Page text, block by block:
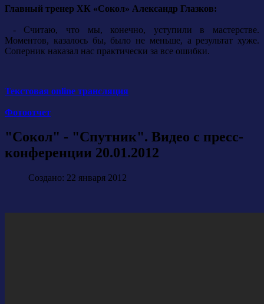
Главный тренер ХК «Сокол» Александр Глазков:
- Считаю, что мы, конечно, уступили в мастерстве.
Моментов, казалось бы, было не меньше, а результат хуже.
Соперник наказал нас практически за все ошибки.
Текстовая online трансляция
Фотоотчет
"Сокол" - "Спутник". Видео с пресс-
конференции 20.01.2012
Создано: 22 января 2012